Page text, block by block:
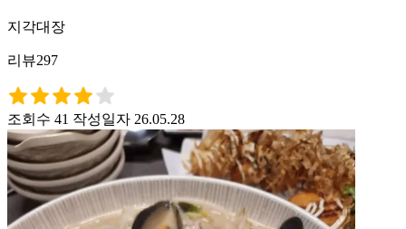
지각대장
리뷰297
조회수 41 작성일자 26.05.28